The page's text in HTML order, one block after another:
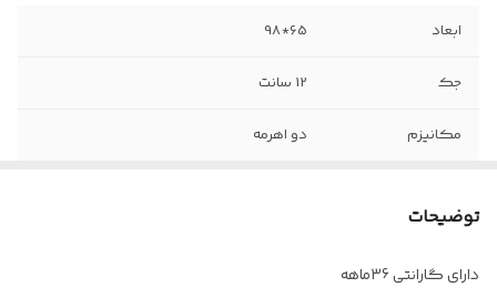
ابعاد 65*98
جک 12 سانت
مکانیزم دو اهرمه
توضیحات
دارای گارانتی 36ماهه